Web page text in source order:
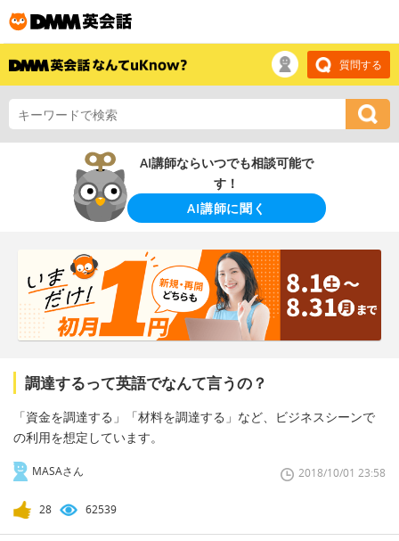
質問する
AI講師ならいつでも相談可能で
す！
AI講師に聞く
調達するって英語でなんて言うの？
「資金を調達する」「材料を調達する」など、ビジネスシーンで
の利用を想定しています。
MASAさん 2018/10/01 23:58
28 62539